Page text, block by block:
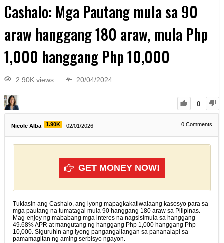
Cashalo: Mga Pautang mula sa 90
araw hanggang 180 araw, mula Php
1,000 hanggang Php 10,000
2.90K views 20/04/2024
0
Nicole Alba 1.90K 02/01/2026 0 Comments
GET MONEY NOW!
Tuklasin ang Cashalo, ang iyong mapagkakatiwalaang kasosyo para sa
mga pautang na tumatagal mula 90 hanggang 180 araw sa Pilipinas.
Mag-enjoy ng mababang mga interes na nagsisimula sa hanggang
49.68% APR at mangutang ng hanggang Php 1,000 hanggang Php
10,000. Siguruhin ang iyong pangangailangan sa pananalapi sa
pamamagitan ng aming serbisyo ngayon.